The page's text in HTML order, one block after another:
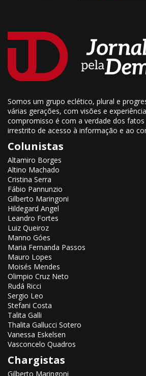
Somos um grupo eclético, plural e
várias gerações, com visões e
compromisso é com a verdade dos
irrestrito de acesso à informação e ao
Colunistas
Altamiro Borges
Altino Machado
Cristina Serra
Fábio Pannunzio
Gilberto Maringoni
Hildegard Angel
Leandro Fortes
Luiz Queiroz
Manno Góes
Maria Fernanda Passos
Mauro Lopes
Moisés Mendes
Olimpio Cruz Neto
Rudá Ricci
Sergio Leo
Stefani Costa
Talita Galli
Thalita Gallucci Sotero
Vanessa Eskelsen
Vasconcelo Quadros
Chargistas
Gilberto Maringoni